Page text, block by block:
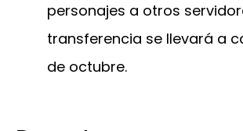
personajes a otros
transferencia se llevará a
de octubre.